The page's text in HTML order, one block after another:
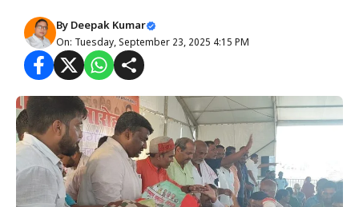
By Deepak Kumar
On: Tuesday, September 23, 2025 4:15 PM